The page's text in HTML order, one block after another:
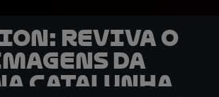
Reviva o
da
Catalunha